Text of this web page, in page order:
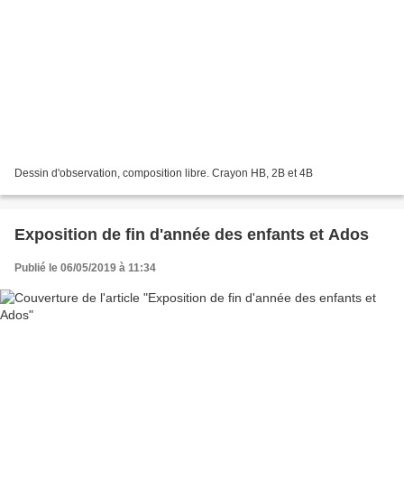
Dessin d'observation, composition libre. Crayon HB, 2B et 4B
Exposition de fin d'année des enfants et Ados
Publié le 06/05/2019 à 11:34